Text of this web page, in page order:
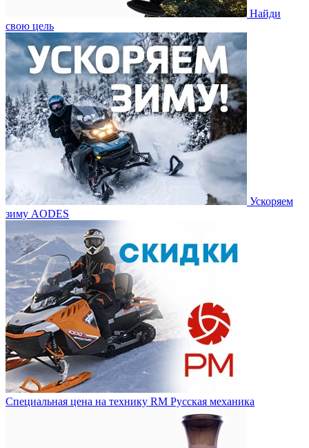
Найди
свою цель
Ускоряем
зиму AODES
Специальная цена на технику RM Русская механика